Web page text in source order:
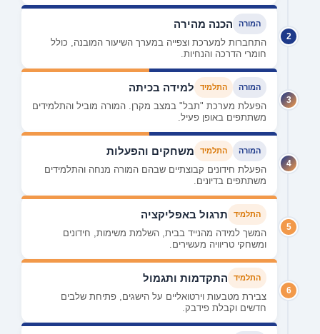
2
המורה הכנה מהירה
התחברות למערכת וצפייה במערך השיעור המובנה, כולל
חומרי הדרכה והנחיות.
3
המורה התלמיד למידה בכיתה
הפעלת מערכת "תבל" במצב מקרן. המורה מוביל והתלמידים
משתתפים באופן פעיל.
4
המורה התלמיד משחקים והפעלות
הפעלת חידונים קבוצתיים שבהם המורה מנחה והתלמידים
משתתפים בדיונים.
5
התלמיד תרגול באפליקציה
המשך למידה מהנייד בבית, השלמת משימות, חידונים
ומשחקי טריוויה מעשירים.
6
התלמיד התקדמות ותגמול
צבירת מטבעות וירטואליים על הישגים, פתיחת שלבים
חדשים וקבלת פידבק.